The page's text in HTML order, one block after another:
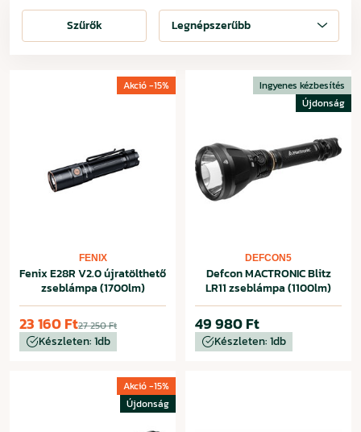
Szűrők
Szűrők Legnépszerűbb
Akció -15%
FENIX
Fenix E28R V2.0 újratölthető
zseblámpa (1700lm)
27 250 Ft
23 160 Ft
Készleten: 1db
Ingyenes kézbesítés
Újdonság
DEFCON5
Defcon MACTRONIC Blitz
LR11 zseblámpa (1100lm)
49 980 Ft
Készleten: 1db
Akció -15%
Újdonság